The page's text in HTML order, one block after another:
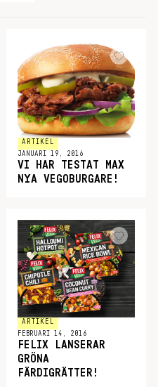
ARTIKEL
JANUARI 19, 2016
VI HAR TESTAT MAX
NYA VEGOBURGARE!
ARTIKEL
FEBRUARI 14, 2016
FELIX LANSERAR
GRÖNA
FÄRDIGRÄTTER!